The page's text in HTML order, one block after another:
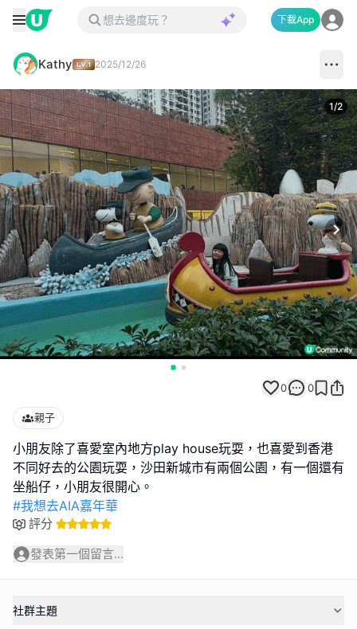
下載App
Kathy 2025/12/26
1/2
0 0
親子
小朋友除了喜愛室內地方play house玩耍，也喜愛到香港
不同好去的公園玩耍，沙田新城市有兩個公園，有一個還有
#我想去AIA嘉年華
評分
發表第一個留言...
社群主題